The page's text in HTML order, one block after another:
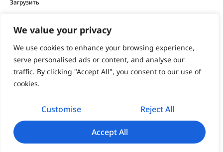
We value your privacy
We use cookies to enhance your browsing experience,
serve personalised ads or content, and analyse our
traffic. By clicking "Accept All", you consent to our use of
cookies.
Customise Reject All
Accept All
Загрузить
Финансовые продукты, предлагаемые компанией, несут
высокий уровень риска и могут привести к потере всех
ваших средств.
Никогда не инвестируйте деньги, потерю которых вы не
можете себе позволить.
support@iqoption.com